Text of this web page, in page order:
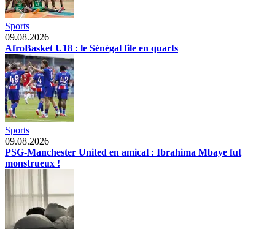
Sports
09.08.2026
AfroBasket U18 : le Sénégal file en quarts
Sports
09.08.2026
PSG-Manchester United en amical : Ibrahima Mbaye fut
monstrueux !